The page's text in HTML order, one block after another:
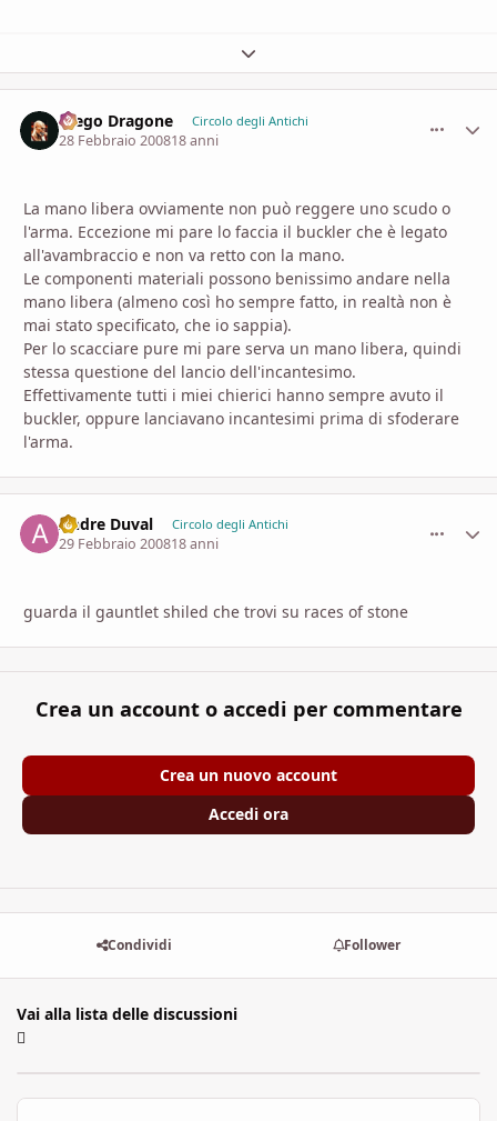
Espandi panoramica del topic
Diego Dragone Circolo degli Antichi
28 Febbraio 200818 anni
La mano libera ovviamente non può reggere uno scudo o
l'arma. Eccezione mi pare lo faccia il buckler che è legato
all'avambraccio e non va retto con la mano.
Le componenti materiali possono benissimo andare nella
mano libera (almeno così ho sempre fatto, in realtà non è
mai stato specificato, che io sappia).
Per lo scacciare pure mi pare serva un mano libera, quindi
stessa questione del lancio dell'incantesimo.
Effettivamente tutti i miei chierici hanno sempre avuto il
buckler, oppure lanciavano incantesimi prima di sfoderare
l'arma.
Andre Duval Circolo degli Antichi
29 Febbraio 200818 anni
guarda il gauntlet shiled che trovi su races of stone
Crea un account o accedi per commentare
Crea un nuovo account
Accedi ora
Condividi Follower
Vai alla lista delle discussioni